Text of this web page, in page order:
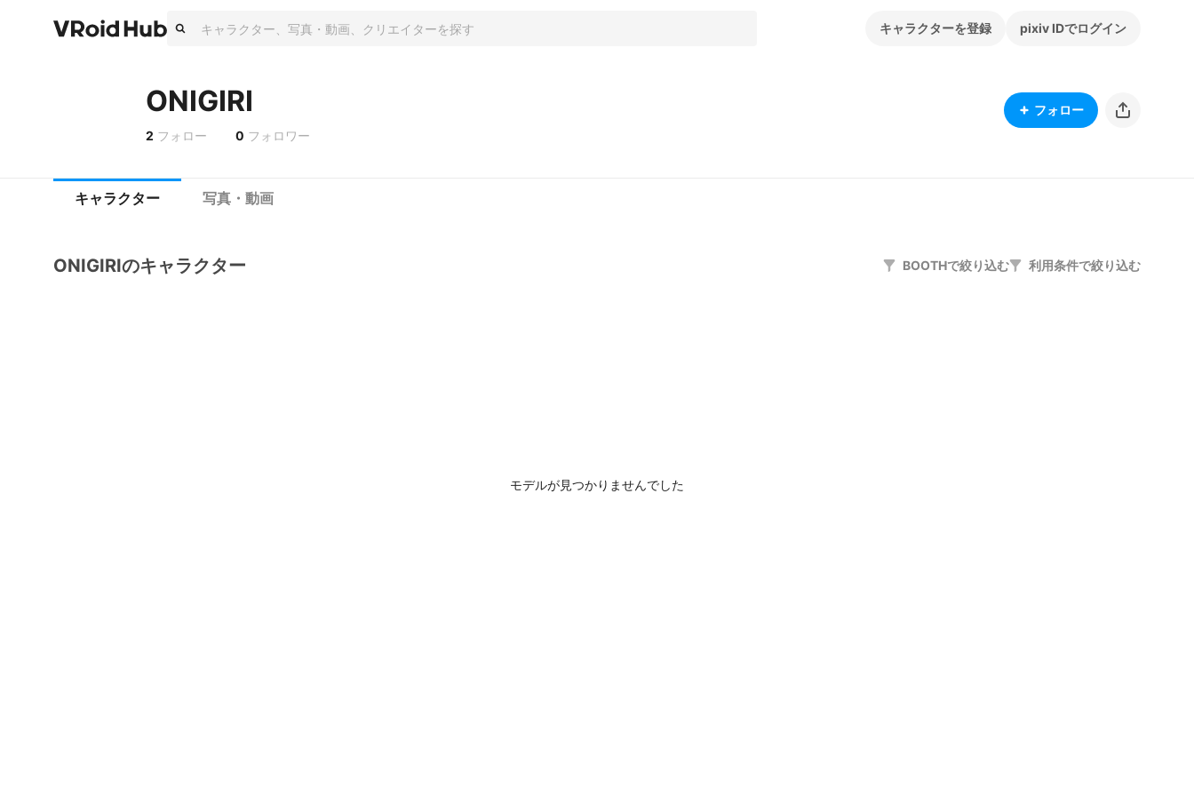
キャラクターを登録 pixiv IDでログイン
ONIGIRI
2 フォロー 0 フォロワー
フォロー
キャラクター 写真・動画
ONIGIRIのキャラクター BOOTHで絞り込む 利用条件で絞り込む
モデルが見つかりませんでした